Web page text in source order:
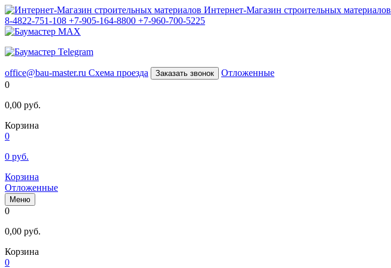
Интернет-Магазин строительных материалов
8-4822-751-108 +7-905-164-8800 +7-960-700-5225
office@bau-master.ru Схема проезда Заказать звонок
Отложенные
0
0,00 руб.
Корзина
0
0 руб.
Корзина
Отложенные
Меню
0
0,00 руб.
Корзина
0